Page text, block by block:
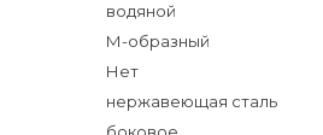
водяной
М-образный
Нет
нержавеющая сталь